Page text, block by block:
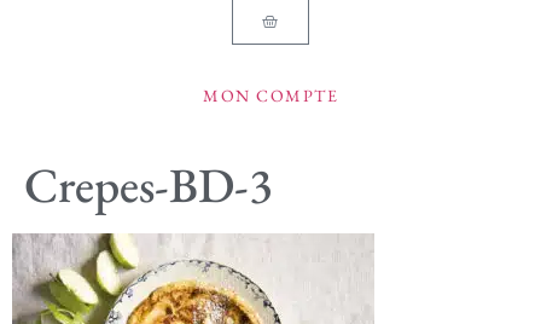
MON COMPTE
Crepes-BD-3